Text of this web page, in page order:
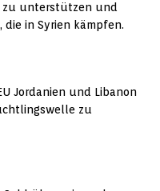
zu unterstützen und
in Syrien kämpfen.
Jordanien und Libanon
zu